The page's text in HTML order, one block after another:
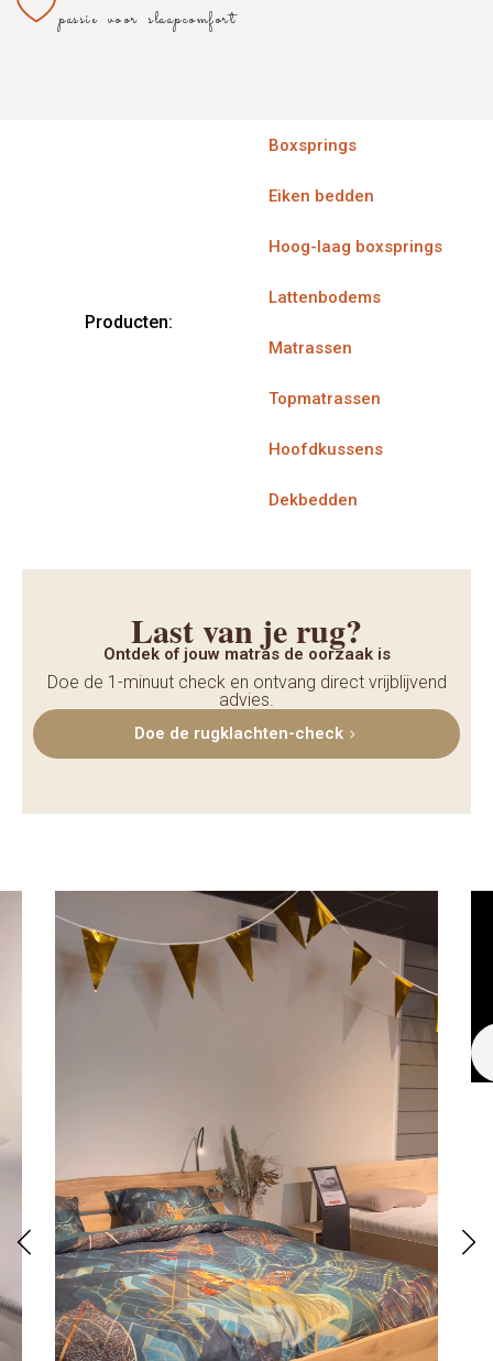
passie voor slaapcomfort
Producten:
Boxsprings
Eiken bedden
Hoog-laag boxsprings
Lattenbodems
Matrassen
Topmatrassen
Hoofdkussens
Dekbedden
Last van je rug?
Ontdek of jouw matras de oorzaak is
Doe de 1-minuut check en ontvang direct vrijblijvend
advies.
Doe de rugklachten-check